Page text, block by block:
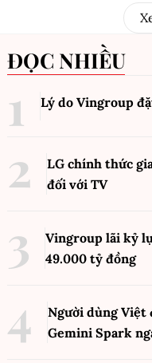
ĐỌC NHIỀU
Lý do Vingroup
LG chính thức
đối với TV
Vingroup lãi kỷ
49.000 tỷ đồng
Người dùng Việt
Gemini Spark